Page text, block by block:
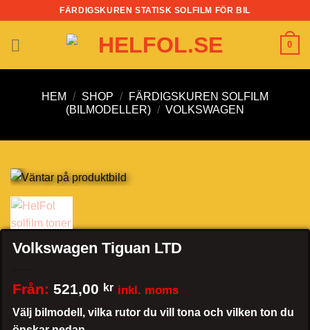
content
FÄRDIGSKUREN STATISK SOLFILM FÖR BIL
0
HEM / SHOP /
FÄRDIGSKUREN SOLFILM
(BILMODELLER) / VOLKSWAGEN
Volkswagen Tiguan LTD
Från: 521,00 kr inkl. moms
Välj bilmodell, vilka rutor du vill tona och vilken ton du